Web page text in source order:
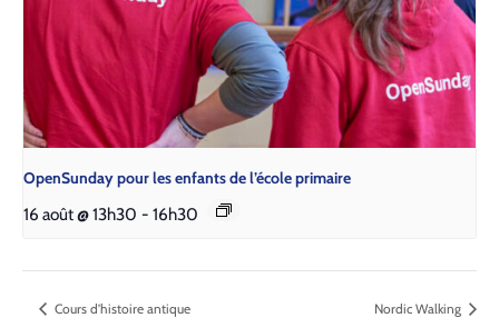
Open­Sun­day pour les enfants de l’é­cole pri­maire
16 août @ 13h30 - 16h30
Cours d’histoire antique Nordic Walking